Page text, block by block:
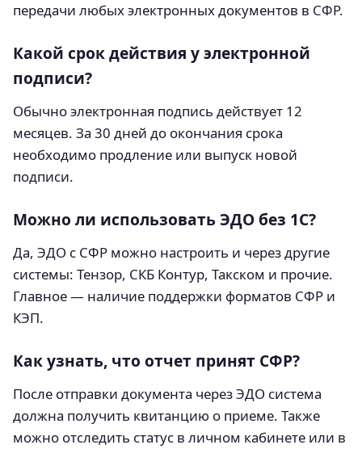
передачи любых электронных документов в СФР.
Какой срок действия у электронной
подписи?
Обычно электронная подпись действует 12
месяцев. За 30 дней до окончания срока
необходимо продление или выпуск новой
подписи.
Можно ли использовать ЭДО без 1С?
Да, ЭДО с СФР можно настроить и через другие
системы: Тензор, СКБ Контур, Такском и прочие.
Главное — наличие поддержки форматов СФР и
КЭП.
Как узнать, что отчет принят СФР?
После отправки документа через ЭДО система
должна получить квитанцию о приеме. Также
можно отследить статус в личном кабинете или в